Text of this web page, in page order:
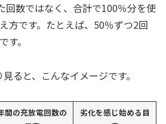
回数ではなく、合計で100％分を使
方です。たとえば、50％ずつ2回
す。
ると、こんなイメージです。
間の充放電回数の
劣化を感じ始める目